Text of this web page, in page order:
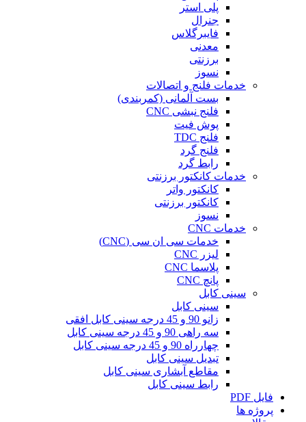
پلی استر
جنرال
فایبرگلاس
معدنی
برزنتی
نسوز
خدمات فلنج و اتصالات
بست آلمانی (کمربندی)
فلنج نبشی CNC
پوش فیت
فلنج TDC
فلنج گرد
رابط گرد
خدمات کانکتور برزنتی
کانکتور واتر
کانکتور برزنتی
نسوز
خدمات CNC
خدمات سی ان سی (CNC)
لیزر CNC
پلاسما CNC
پانچ CNC
سینی کابل
سینی کابل
زانو 90 و 45 درجه سینی کابل افقی
سه راهی 90 و 45 درجه سینی کابل
چهارراه 90 و 45 درجه سینی کابل
تبدیل سینی کابل
مقاطع آبشاری سینی کابل
رابط سینی کابل
فایل PDF
پروژه ها